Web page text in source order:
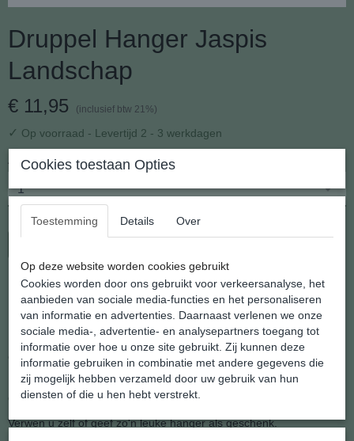
Druppel Hanger Jaspis
Landschap
€ 11,95 (inclusief btw 21%)
✓ Op voorraad - Levertijd 2 - 3 werkdagen
Aantal
Druppel Hanger Jaspis Landschap
Hij is er nog steeds "de druppel hanger" die door vorm en subtiliteit
eigenlijk altijd en bij alles te dragen is.
Het liefst gedragen aan een .zilveren kettinkje, wat wij er natuurlijk
gratis bijleveren.
Verwen u zelf of geef zo'n leuke hanger als geschenk.
Cookies toestaan Opties
Toestemming Details Over
Op deze website worden cookies gebruikt
Cookies worden door ons gebruikt voor verkeersanalyse, het
aanbieden van sociale media-functies en het personaliseren
van informatie en advertenties. Daarnaast verlenen we onze
sociale media-, advertentie- en analysepartners toegang tot
informatie over hoe u onze site gebruikt. Zij kunnen deze
informatie gebruiken in combinatie met andere gegevens die
zij mogelijk hebben verzameld door uw gebruik van hun
diensten of die u hen hebt verstrekt.